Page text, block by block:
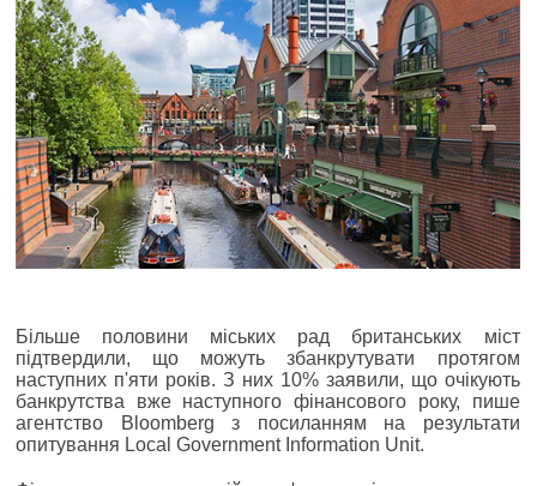
Більше половини міських рад британських міст
підтвердили, що можуть збанкрутувати протягом
наступних п'яти років. З них 10% заявили, що очікують
банкрутства вже наступного фінансового року, пише
агентство Bloomberg з посиланням на результати
опитування Local Government Information Unit.